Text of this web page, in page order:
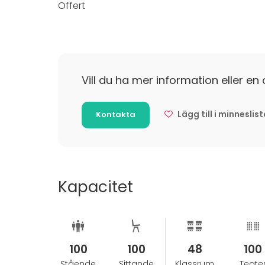
Varmt välkommen att kontakta oss för att
Offert
Vill du ha mer information eller en
Kontakta Lägg till i
Kapacitet
100 100 48 100